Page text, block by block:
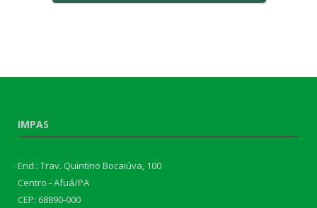
IMPAS
End.: Trav. Quintino Bocaiúva, 100
Centro - Afuá/PA
CEP: 68890-000